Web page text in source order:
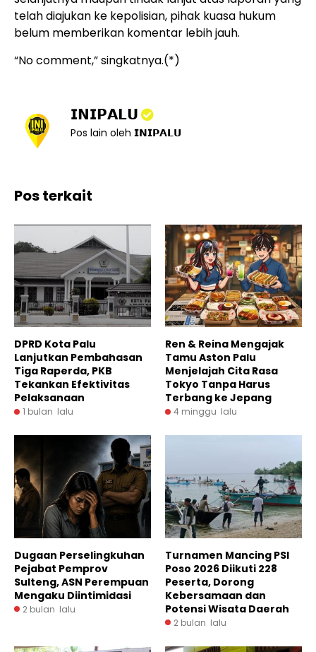
telah diajukan ke kepolisian, pihak kuasa hukum
belum memberikan komentar lebih jauh.
“No comment,” singkatnya.(*)
𝗜𝗡𝗜𝗣𝗔𝗟𝗨
Pos lain oleh 𝗜𝗡𝗜𝗣𝗔𝗟𝗨
Pos terkait
DPRD Kota Palu
Lanjutkan Pembahasan
Tiga Raperda, PKB
Tekankan Efektivitas
Pelaksanaan
1 bulan lalu
Ren & Reina Mengajak
Tamu Aston Palu
Menjelajah Cita Rasa
Tokyo Tanpa Harus
Terbang ke Jepang
4 minggu lalu
Dugaan Perselingkuhan
Pejabat Pemprov
Sulteng, ASN Perempuan
Mengaku Diintimidasi
2 bulan lalu
Turnamen Mancing PSI
Poso 2026 Diikuti 228
Peserta, Dorong
Kebersamaan dan
Potensi Wisata Daerah
2 bulan lalu